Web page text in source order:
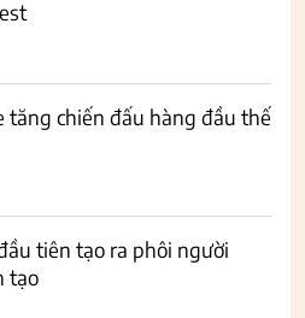
tăng chiến đấu hàng đầu thế
tiên tạo ra phôi người
tạo